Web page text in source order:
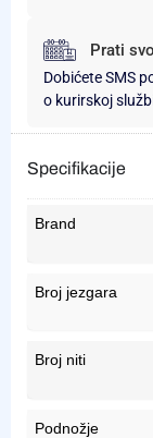
Prati
Dobićete SMS
o kurirskoj
Specifikacije
Brand
Broj jezgara
Broj niti
Podnožje